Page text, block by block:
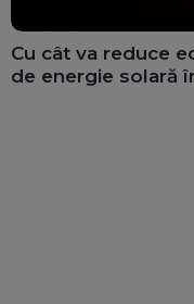
Cu cât va reduce
de energie solară